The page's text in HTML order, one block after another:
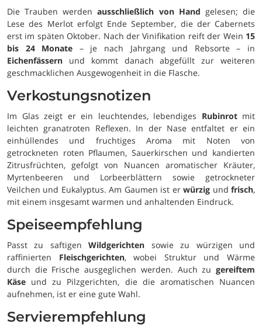
Die Trauben werdenausschließlich von Hand gelesen; die
Lese des Merlot erfolgt Ende September, die der Cabernets
erst im späten Oktober. Nach der Vinifikation reift der Wein 15
bis 24 Monate – je nach Jahrgang und Rebsorte – in
Eichenfässern und kommt danach abgefüllt zur weiteren
geschmacklichen Ausgewogenheit in die Flasche.
Verkostungsnotizen
Im Glas zeigt er ein leuchtendes, lebendiges Rubinrotmit
leichten granatroten Reflexen. In der Nase entfaltet er ein
einhüllendes und fruchtiges Aroma mit Noten von
getrockneten roten Pflaumen, Sauerkirschen und kandierten
Zitrusfrüchten, gefolgt von Nuancen aromatischer Kräuter,
Myrtenbeeren und Lorbeerblättern sowie getrockneter
Veilchen und Eukalyptus. Am Gaumen ist erwürzig undfrisch,
mit einem insgesamt warmen und anhaltenden Eindruck.
Speiseempfehlung
Passt zu saftigenWildgerichten sowie zu würzigen und
raffinierten Fleischgerichten, wobei Struktur und Wärme
durch die Frische ausgeglichen werden. Auch zu gereiftem
Käse und zu Pilzgerichten, die die aromatischen Nuancen
aufnehmen, ist er eine gute Wahl.
Servierempfehlung